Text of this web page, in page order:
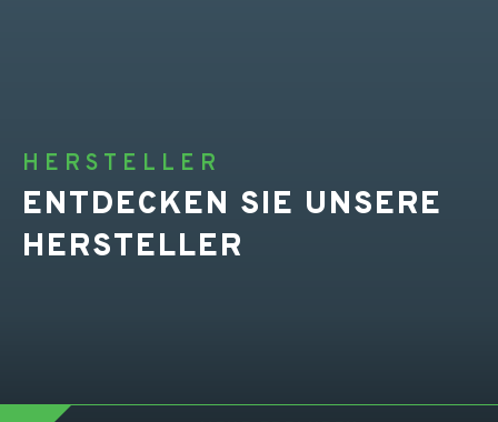
HERSTELLER
ENTDECKEN SIE UNSERE
HERSTELLER